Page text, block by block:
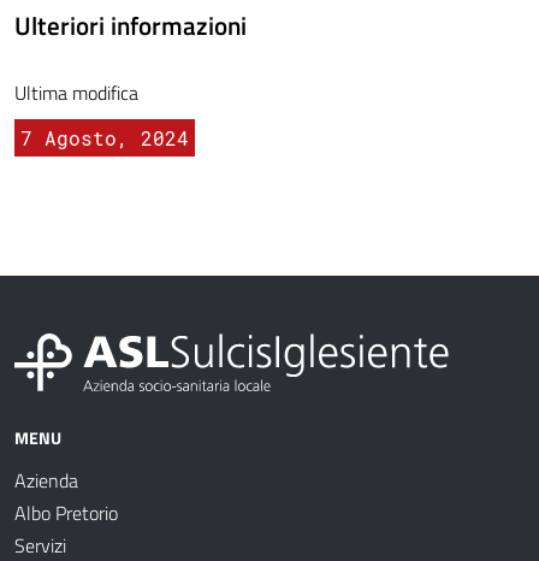
Ulteriori informazioni
Ultima modifica
7 Agosto, 2024
MENU
Azienda
Albo Pretorio
Servizi